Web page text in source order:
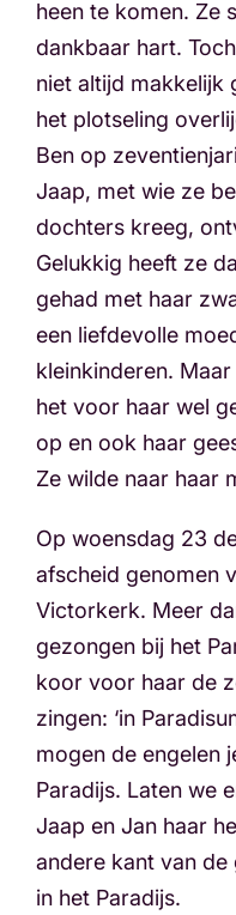
heen te komen. Ze
dankbaar hart.
niet altijd makkelijk
het plotseling
Ben op
Jaap, met wie ze
dochters kreeg,
Gelukkig heeft ze
gehad met haar
een liefdevolle
kleinkinderen.
het voor haar wel
op en ook haar
Ze wilde naar haar
Op woensdag 23
afscheid genomen
Victorkerk. Meer
gezongen bij het
koor voor haar de
zingen: ‘in
mogen de engelen
Paradijs. Laten we
Jaap en Jan haar
andere kant van de
in het Paradijs.